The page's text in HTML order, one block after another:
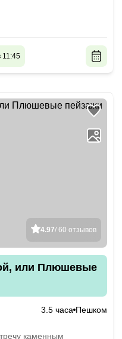
11:45
4.97/ 60 отзывов
или Плюшевые
3.5 часа Пешком
каменным